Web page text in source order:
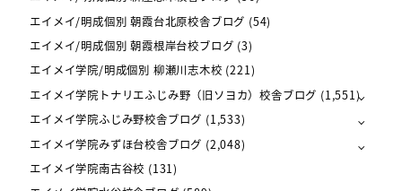
エイメイ/明成個別 朝霞台北原校舎ブログ (54)
エイメイ/明成個別 朝霞根岸台校ブログ (3)
エイメイ学院/明成個別 柳瀬川志木校 (221)
エイメイ学院トナリエふじみ野（旧ソヨカ）校舎ブログ (1,551)
エイメイ学院ふじみ野校舎ブログ (1,533)
エイメイ学院みずほ台校舎ブログ (2,048)
エイメイ学院南古谷校 (131)